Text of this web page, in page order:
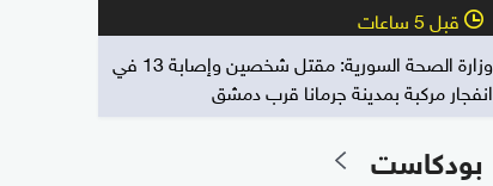
l قبل 5 ساعات
وزارة الصحة السورية: مقتل شخصين وإصابة 13 في
انفجار مركبة بمدينة جرمانا قرب دمشق
بودكاست